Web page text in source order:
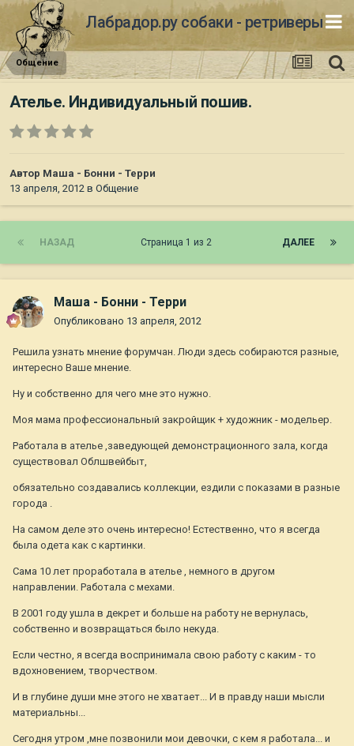
Лабрадор.ру собаки - ретриверы
Общение
Ателье. Индивидуальный пошив.
Автор Маша - Бонни - Терри
13 апреля, 2012 в Общение
НАЗАД ДАЛЕЕ
Страница 1 из 2
Маша - Бонни - Терри
Опубликовано 13 апреля, 2012
Решила узнать мнение форумчан. Люди здесь собираются разные,
интересно Ваше мнение.
Ну и собственно для чего мне это нужно.
Моя мама профессиональный закройщик + художник - модельер.
Работала в ателье ,заведующей демонстрационного зала, когда
существовал Облшвейбыт,
обязательно создавались коллекции, ездили с показами в разные
города .
На самом деле это очень интересно! Естественно, что я всегда
была одета как с картинки.
Сама 10 лет проработала в ателье , немного в другом
направлении. Работала с мехами.
В 2001 году ушла в декрет и больше на работу не вернулась,
собственно и возвращаться было некуда.
Если честно, я всегда воспринимала свою работу с каким - то
вдохновением, творчеством.
И в глубине души мне этого не хватает... И в правду наши мысли
материальны...
Сегодня утром ,мне позвонили мои девочки, с кем я работала... и